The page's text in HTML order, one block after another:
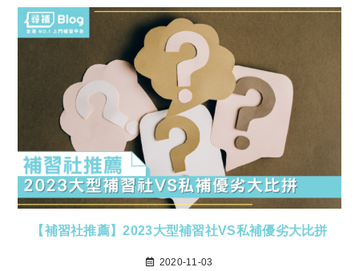
【補習社推薦】2023大型補習社VS私補優劣大比拼
2020-11-03